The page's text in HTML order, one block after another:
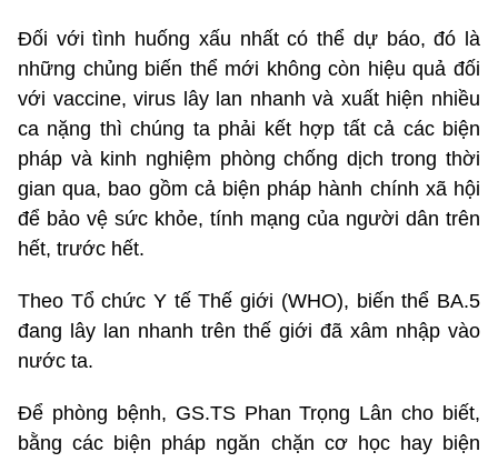
Đối với tình huống xấu nhất có thể dự báo, đó là
những chủng biến thể mới không còn hiệu quả đối
với vaccine, virus lây lan nhanh và xuất hiện nhiều
ca nặng thì chúng ta phải kết hợp tất cả các biện
pháp và kinh nghiệm phòng chống dịch trong thời
gian qua, bao gồm cả biện pháp hành chính xã hội
để bảo vệ sức khỏe, tính mạng của người dân trên
hết, trước hết.
Theo Tổ chức Y tế Thế giới (WHO), biến thể BA.5
đang lây lan nhanh trên thế giới đã xâm nhập vào
nước ta.
Để phòng bệnh, GS.TS Phan Trọng Lân cho biết,
bằng các biện pháp ngăn chặn cơ học hay biện